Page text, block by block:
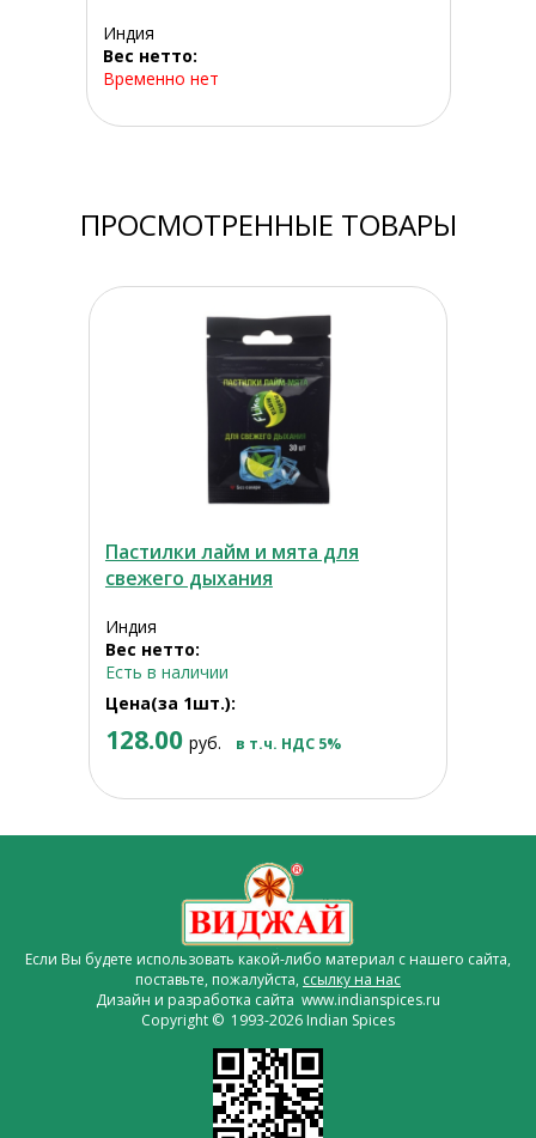
Индия
Вес нетто:
Временно нет
ПРОСМОТРЕННЫЕ ТОВАРЫ
Пастилки лайм и мята для
свежего дыхания
Индия
Вес нетто:
Есть в наличии
Цена(за 1шт.):
128.00 руб. в т.ч. НДС 5%
Если Вы будете использовать какой-либо материал с нашего сайта,
поставьте, пожалуйста, ссылку на нас
Дизайн и разработка сайта www.indianspices.ru
Copyright © 1993-2026 Indian Spices